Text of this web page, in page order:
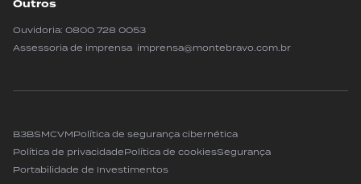
Outros
Ouvidoria: 0800 728 0053
Assessoria de imprensa imprensa@montebravo.com.br
B3BSMCVMPolítica de segurança cibernética
Política de privacidadePolítica de cookiesSegurança
Portabilidade de Investimentos